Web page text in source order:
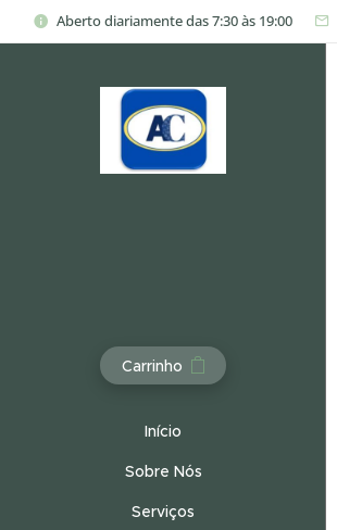
Aberto diariamente das 7:30 às 19:00
Carrinho
Início
Sobre Nós
Serviços